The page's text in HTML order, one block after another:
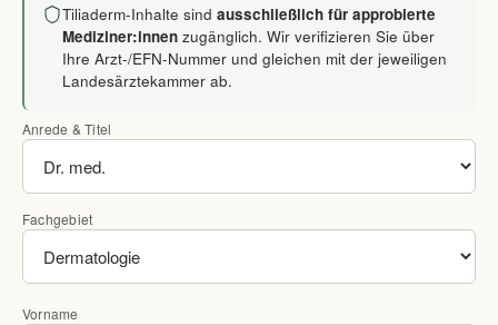
Tiliaderm-Inhalte sind ausschließlich für approbierte
Mediziner:innen zugänglich. Wir verifizieren Sie über
Ihre Arzt-/EFN-Nummer und gleichen mit der jeweiligen
Landesärztekammer ab.
Anrede & Titel
Fachgebiet
Vorname